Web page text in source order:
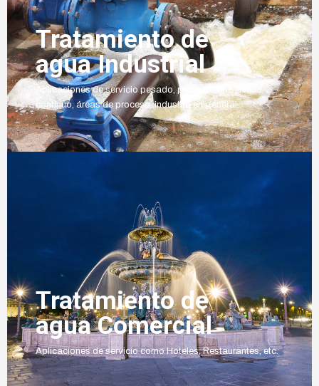
Tratamiento de
agua Industrial
Aplicaciones de servicio pesado, para uso en servicio
continuo, áreas de proceso, industria en general.
Tratamiento de
agua Comercial
Aplicaciones de servicio como Hoteles, Restaurantes, etc.